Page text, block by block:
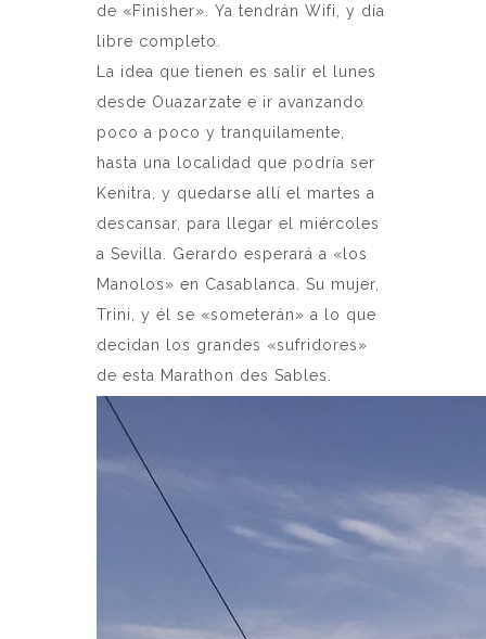
de «Finisher». Ya tendrán Wifi, y día
libre completo.
La idea que tienen es salir el lunes
desde Ouazarzate e ir avanzando
poco a poco y tranquilamente,
hasta una localidad que podría ser
Kenitra, y quedarse allí el martes a
descansar, para llegar el miércoles
a Sevilla. Gerardo esperará a «los
Manolos» en Casablanca. Su mujer,
Trini, y él se «someterán» a lo que
decidan los grandes «sufridores»
de esta Marathon des Sables.